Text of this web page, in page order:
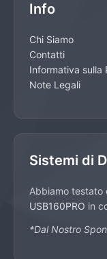
Info
Chi Siamo
Contatti
Informativa sulla
Note Legali
Sistemi di
Abbiamo
USB160PRO in
*Dal Nostro